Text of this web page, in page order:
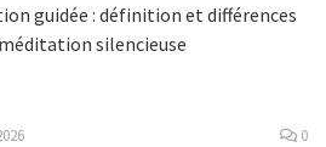
guidée : définition et différences
silencieuse
0